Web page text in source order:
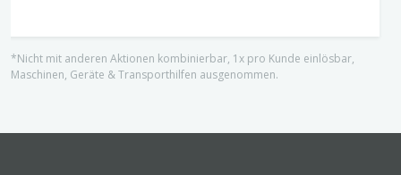
*Nicht mit anderen Aktionen kombinierbar, 1x pro Kunde einlösbar,
Maschinen, Geräte & Transporthilfen ausgenommen.